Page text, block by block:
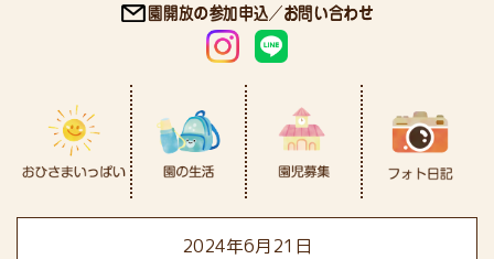
2024年6月21日